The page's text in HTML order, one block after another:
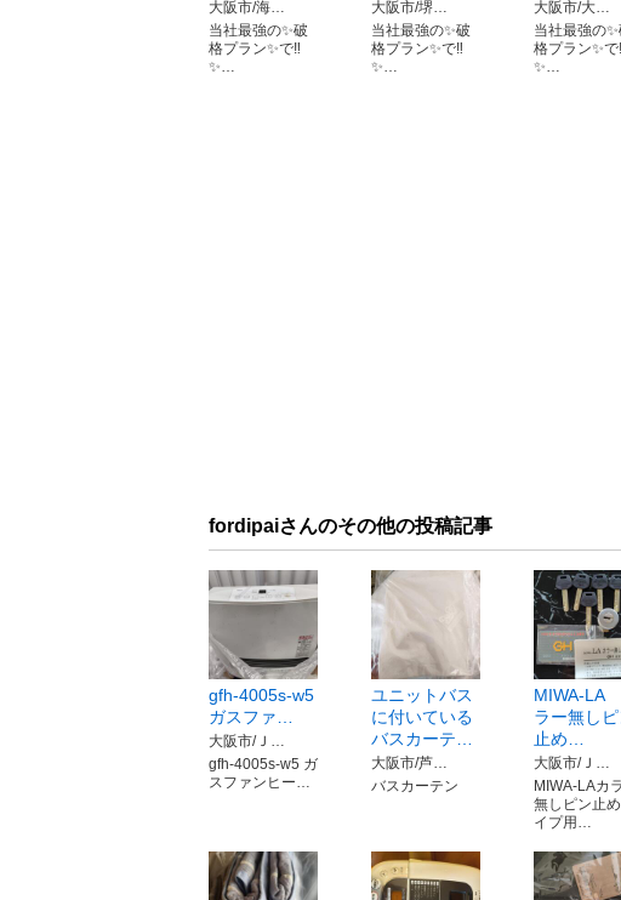
大阪市/海…
当社最強の✨破
格プラン✨で‼️
✨…
大阪市/堺…
当社最強の✨破
格プラン✨で‼️
✨…
大阪市/大…
当社最強の✨
格プラン✨で
✨…
fordipaiさんのその他の投稿記事
gfh-4005s-w5
ガスファ…
大阪市/Ｊ…
gfh-4005s-w5 ガ
スファンヒー…
ユニットバス
に付いている
バスカーテ…
大阪市/芦…
バスカーテン
MIWA-LA
ラー無しピ
止め…
大阪市/Ｊ…
MIWA-LAカ
無しピン止
イプ用…